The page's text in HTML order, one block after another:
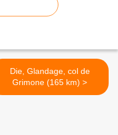
Die, Glandage, col de
Grimone (165 km) >